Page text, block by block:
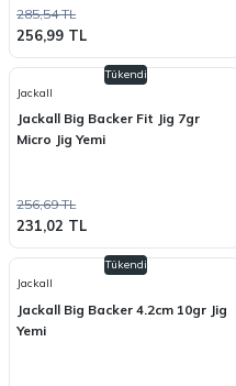
285,54 TL
256,99 TL
Tükendi
Jackall
Jackall Big Backer Fit Jig 7gr
Micro Jig Yemi
256,69 TL
231,02 TL
Tükendi
Jackall
Jackall Big Backer 4.2cm 10gr Jig
Yemi